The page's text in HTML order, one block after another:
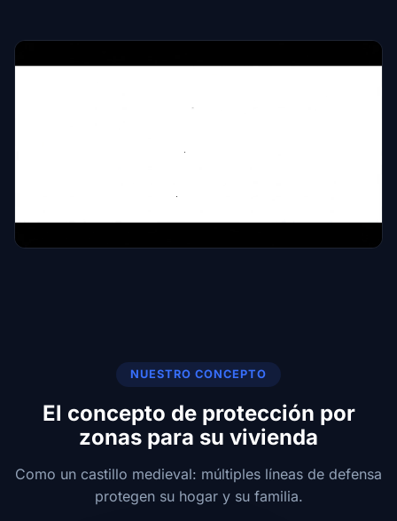
NUESTRO CONCEPTO
El concepto de protección por
zonas para su vivienda
Como un castillo medieval: múltiples líneas de defensa
protegen su hogar y su familia.